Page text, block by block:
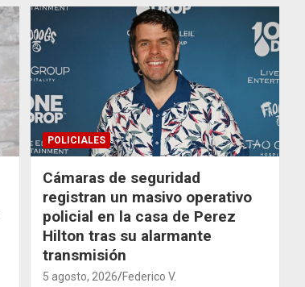
POLICIALES
Cámaras de seguridad
registran un masivo operativo
policial en la casa de Perez
Hilton tras su alarmante
transmisión
5 agosto, 2026 Federico V.